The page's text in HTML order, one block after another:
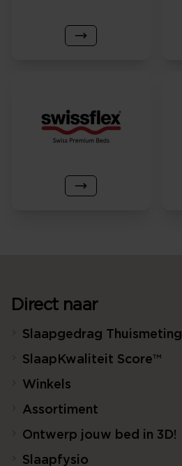
Direct naar
Slaapgedrag Thuismeting
SlaapKwaliteit Score™
Winkels
Assortiment
Ontwerp jouw bed in 3D!
Slaapfysio